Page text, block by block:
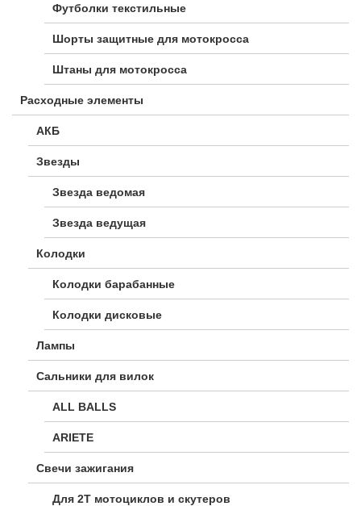
Футболки текстильные
Шорты защитные для мотокросса
Штаны для мотокросса
Расходные элементы
АКБ
Звезды
Звезда ведомая
Звезда ведущая
Колодки
Колодки барабанные
Колодки дисковые
Лампы
Сальники для вилок
ALL BALLS
ARIETE
Свечи зажигания
Для 2Т мотоциклов и скутеров